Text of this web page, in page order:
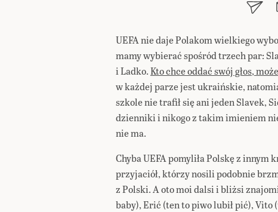
UEFA nie daje Polakom wielkiego
mamy wybierać spośród trzech par:
i Ladko.Kto chce oddać swój głos,
w każdej parze jest ukraińskie,
szkole nie trafił się ani jeden Slavek,
dzienniki i nikogo z takim imieniem
nie ma.
Chyba UEFA pomyliła Polskę z
przyjaciół, którzy nosili podobnie
z Polski. A oto moi dalsi i bliżsi
baby), Erić (ten to piwo lubił pić), Vito